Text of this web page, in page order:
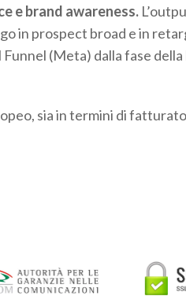
e brand awareness.
in prospect broad e in
(Meta) dalla fase
sia in termini di